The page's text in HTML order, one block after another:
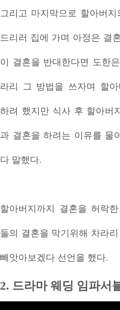
그리고 마지막으로 할아버
드리러 집에 가며 아정은 결
이 결혼을 반대한다면 도한
라리 그 방법을 쓰자며 할
하려 했지만 식사 후 할아버
과 결혼을 하려는 이유를 물
다 말했다.
할아버지까지 결혼을 허락
둘의 결혼을 막기위해 차라
빼앗아보겠다 선언을 했다.
2. 드라마 웨딩 임파서